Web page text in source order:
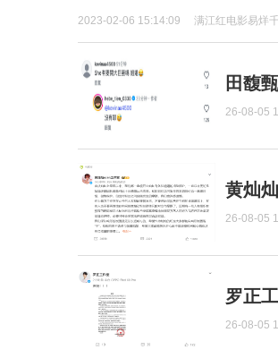
2023-02-06 15:14:09 满江红电影易烊
田馥
26-08-05
黄灿
26-08-05
罗正
26-08-05